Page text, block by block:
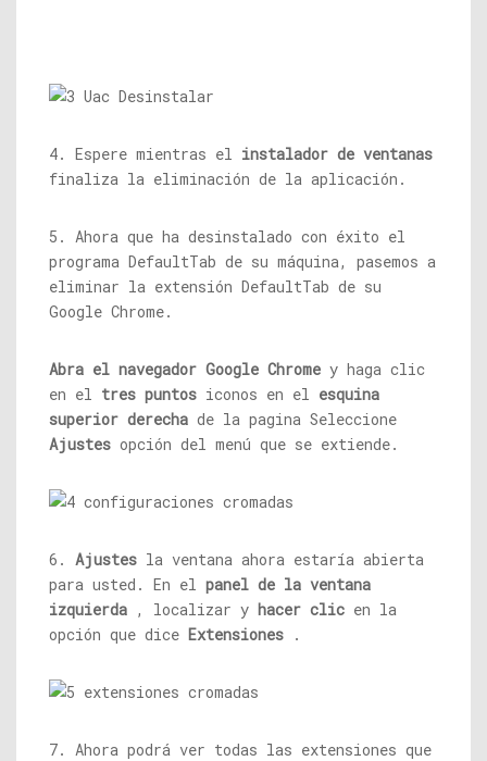
4. Espere mientras el instalador de ventanas
finaliza la eliminación de la aplicación.
5. Ahora que ha desinstalado con éxito el
programa DefaultTab de su máquina, pasemos a
eliminar la extensión DefaultTab de su
Google Chrome.
Abra el navegador Google Chrome y haga clic
en el tres puntos iconos en el esquina
superior derecha de la pagina Seleccione
Ajustes opción del menú que se extiende.
6. Ajustes la ventana ahora estaría abierta
para usted. En el panel de la ventana
izquierda , localizar y hacer clic en la
opción que dice Extensiones .
7. Ahora podrá ver todas las extensiones que